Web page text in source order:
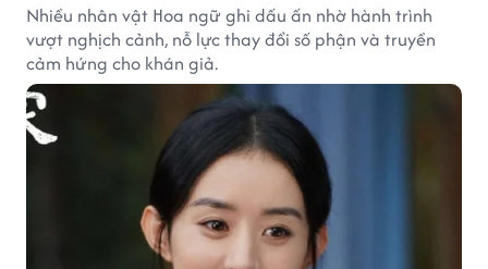
Nhiều nhân vật Hoa ngữ ghi dấu ấn nhờ hành trình
vượt nghịch cảnh, nỗ lực thay đổi số phận và truyền
cảm hứng cho khán giả.